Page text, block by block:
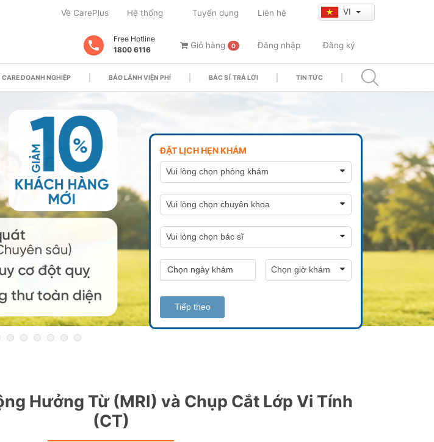
Về CarePlus Hệ thống Tuyển dụng Liên hệ VI
Free Hotline
1800 6116
Giỏ hàng 0 Đăng nhập Đăng ký
CARE DOANH NGHIỆP BẢO LÃNH VIỆN PHÍ BÁC SĨ TRẢ LỜI TIN TỨC
ĐẶT LỊCH HẸN KHÁM
Tiếp theo
Hưởng Từ (MRI) và Chụp Cắt Lớp Vi Tính
(CT)